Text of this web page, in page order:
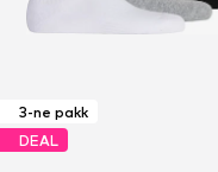
3-ne pakk
DEAL